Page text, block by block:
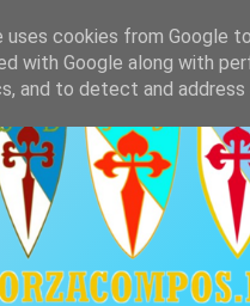
Calendario y
uses cookies from Google
with Google along with
and to detect and address